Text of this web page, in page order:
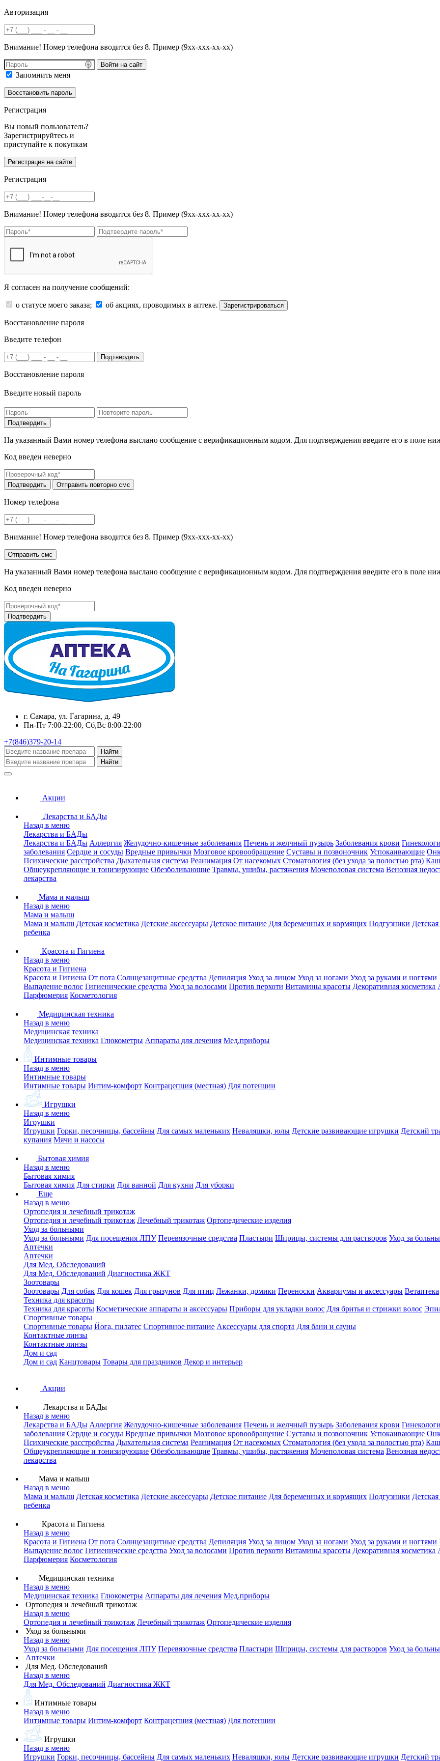
Авторизация
Внимание! Номер телефона вводится без 8. Пример (9хх-ххх-хх-хх)
Войти на сайт
Запомнить меня
Регистрация
Вы новый пользователь?
Зарегистрируйтесь и
приступайте к покупкам
Регистрация
Внимание! Номер телефона вводится без 8. Пример (9хх-ххх-хх-хх)
Я согласен на получение сообщений:
о статусе моего заказа; об акциях, проводимых в аптеке. Зарегистрироваться
Восстановление пароля
Введите телефон
Подтвердить
Восстановление пароля
Введите новый пароль
На указанный Вами номер телефона выслано сообщение с верификационным кодом. Для подтверждения введите его в поле
Код введен неверно
Номер телефона
Внимание! Номер телефона вводится без 8. Пример (9хх-ххх-хх-хх)
На указанный Вами номер телефона выслано сообщение с верификационным кодом. Для подтверждения введите его в поле
Код введен неверно
г. Самара, ул. Гагарина, д. 49
Пн-Пт 7:00-22:00, Сб,Вс 8:00-22:00
+7(846)379-20-14
Найти
Найти
Акции
Лекарства и БАДы
Назад в меню
Лекарства и БАДы
Лекарства и БАДы Аллергия Желудочно-кишечные заболевания Печень и желчный пузырь Заболевания крови
заболевания Сердце и сосуды Вредные привычки Мозговое кровообращение Суставы и позвоночник Успокаивающие
Психические расстройства Дыхательная система Реанимация От насекомых Стоматология (без ухода за полостью рта)
Общеукрепляющие и тонизирующие Обезболивающие Травмы, ушибы, растяжения Мочеполовая система Венозная
лекарства
Мама и малыш
Назад в меню
Мама и малыш
Мама и малыш Детская косметика Детские аксессуары Детское питание Для беременных и кормящих Подгузники
ребенка
Красота и Гигиена
Назад в меню
Красота и Гигиена
Красота и Гигиена От пота Солнцезащитные средства Депиляция Уход за лицом Уход за ногами Уход за руками и ногтями
Выпадение волос Гигиенические средства Уход за волосами Против перхоти Витамины красоты Декоративная косметика
Парфюмерия Косметология
Медицинская техника
Назад в меню
Медицинская техника
Медицинская техника Глюкометры Аппараты для лечения Мед.приборы
Интимные товары
Назад в меню
Интимные товары
Интимные товары Интим-комфорт Контрацепция (местная) Для потенции
Игрушки
Назад в меню
Игрушки
Игрушки Горки, песочницы, бассейны Для самых маленьких Неваляшки, юлы Детские развивающие игрушки Детский
купания Мячи и насосы
Бытовая химия
Назад в меню
Бытовая химия
Бытовая химия Для стирки Для ванной Для кухни Для уборки
Еще
Назад в меню
Ортопедия и лечебный трикотаж
Ортопедия и лечебный трикотаж Лечебный трикотаж Ортопедические изделия
Уход за больными
Уход за больными Для посещения ЛПУ Перевязочные средства Пластыри Шприцы, системы для растворов Уход за
Аптечки
Аптечки
Для Мед. Обследований
Для Мед. Обследований Диагностика ЖКТ
Зоотовары
Зоотовары Для собак Для кошек Для грызунов Для птиц Лежанки, домики Переноски Аквариумы и аксессуары Ветаптека
Техника для красоты
Техника для красоты Косметические аппараты и аксессуары Приборы для укладки волос Для бритья и стрижки волос
Спортивные товары
Спортивные товары Йога, пилатес Спортивное питание Аксессуары для спорта Для бани и сауны
Контактные линзы
Контактные линзы
Дом и сад
Дом и сад Канцтовары Товары для праздников Декор и интерьер
Акции
Лекарства и БАДы
Назад в меню
Лекарства и БАДы Аллергия Желудочно-кишечные заболевания Печень и желчный пузырь Заболевания крови
заболевания Сердце и сосуды Вредные привычки Мозговое кровообращение Суставы и позвоночник Успокаивающие
Психические расстройства Дыхательная система Реанимация От насекомых Стоматология (без ухода за полостью рта)
Общеукрепляющие и тонизирующие Обезболивающие Травмы, ушибы, растяжения Мочеполовая система Венозная
лекарства
Мама и малыш
Назад в меню
Мама и малыш Детская косметика Детские аксессуары Детское питание Для беременных и кормящих Подгузники
ребенка
Красота и Гигиена
Назад в меню
Красота и Гигиена От пота Солнцезащитные средства Депиляция Уход за лицом Уход за ногами Уход за руками и ногтями
Выпадение волос Гигиенические средства Уход за волосами Против перхоти Витамины красоты Декоративная косметика
Парфюмерия Косметология
Медицинская техника
Назад в меню
Медицинская техника Глюкометры Аппараты для лечения Мед.приборы
Ортопедия и лечебный трикотаж
Назад в меню
Ортопедия и лечебный трикотаж Лечебный трикотаж Ортопедические изделия
Уход за больными
Назад в меню
Уход за больными Для посещения ЛПУ Перевязочные средства Пластыри Шприцы, системы для растворов Уход за
Аптечки
Для Мед. Обследований
Назад в меню
Для Мед. Обследований Диагностика ЖКТ
Интимные товары
Назад в меню
Интимные товары Интим-комфорт Контрацепция (местная) Для потенции
Игрушки
Назад в меню
Игрушки Горки, песочницы, бассейны Для самых маленьких Неваляшки, юлы Детские развивающие игрушки Детский